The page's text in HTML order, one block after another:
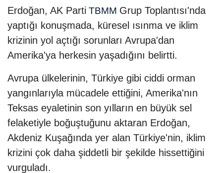
Erdoğan, AK Parti TBMM Grup Toplantısı'nda
yaptığı konuşmada, küresel ısınma ve iklim
krizinin yol açtığı sorunları Avrupa'dan
Amerika'ya herkesin yaşadığını belirtti.
Avrupa ülkelerinin, Türkiye gibi ciddi orman
yangınlarıyla mücadele ettiğini, Amerika'nın
Teksas eyaletinin son yılların en büyük sel
felaketiyle boğuştuğunu aktaran Erdoğan,
Akdeniz Kuşağında yer alan Türkiye'nin, iklim
krizini çok daha şiddetli bir şekilde hissettiğini
vurguladı.